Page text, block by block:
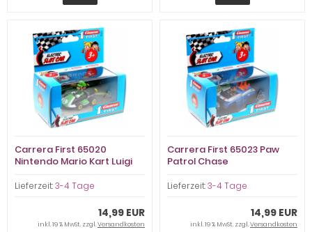
Carrera First 65020
Nintendo Mario Kart Luigi
Lieferzeit:3-4 Tage
14,99 EUR
inkl. 19 % MwSt. zzgl.Versandkosten
Carrera First 65023 Paw
Patrol Chase
Lieferzeit:3-4 Tage
14,99 EUR
inkl. 19 % MwSt. zzgl.Versandkosten